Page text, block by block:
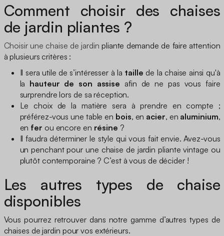
Comment choisir des chaises
de jardin pliantes ?
Choisir une chaise de jardin pliante demande de faire attention
à plusieurs critères :
Il sera utile de s’intéresser à la taille de la chaise ainsi qu'à
la hauteur de son assise afin de ne pas vous faire
surprendre lors de sa réception.
Le choix de la matière sera à prendre en compte ;
préférez-vous une table en bois, en acier, en aluminium,
en fer ou encore en résine ?
Il faudra déterminer le style qui vous fait envie. Avez-vous
un penchant pour une chaise de jardin pliante vintage ou
plutôt contemporaine ? C’est à vous de décider !
Les autres types de chaise
disponibles
Vous pourrez retrouver dans notre gamme d’autres types de
chaises de jardin pour vos extérieurs.